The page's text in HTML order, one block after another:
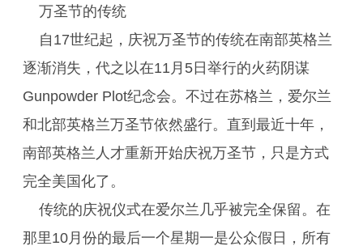
万圣节的传统
自17世纪起，庆祝万圣节的传统在南部英格兰
逐渐消失，代之以在11月5日举行的火药阴谋
Gunpowder Plot纪念会。不过在苏格兰，爱尔兰
和北部英格兰万圣节依然盛行。直到最近十年，
南部英格兰人才重新开始庆祝万圣节，只是方式
完全美国化了。
传统的庆祝仪式在爱尔兰几乎被完全保留。在
那里10月份的最后一个星期一是公众假日，所有